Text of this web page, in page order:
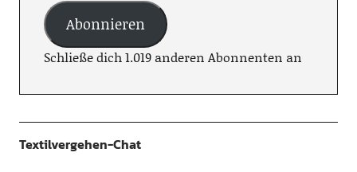
Abonnieren
Schließe dich 1.019 anderen Abonnenten an
Textilvergehen-Chat